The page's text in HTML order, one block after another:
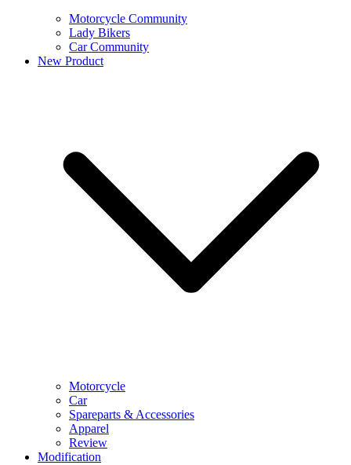
Motorcycle Community
Lady Bikers
Car Community
New Product
Motorcycle
Car
Spareparts & Accessories
Apparel
Review
Modification